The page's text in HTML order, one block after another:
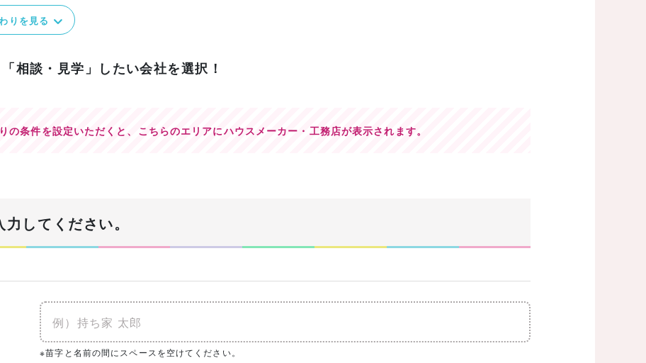
りを見る
相談・見学」したい会社を選択！
の条件を設定いただくと、 こちらのエリアにハウスメーカー・工務店が表示されます。
してください。
※苗字と名前の間にスペースを空けてください。